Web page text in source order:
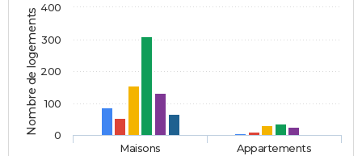
Nombre de logements
Maisons Appartements
0
100
200
300
400